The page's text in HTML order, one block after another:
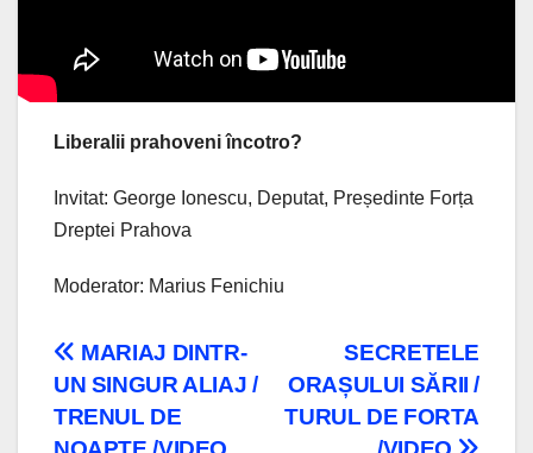
Liberalii prahoveni încotro?
Invitat: George Ionescu, Deputat, Președinte Forța
Dreptei Prahova
Moderator: Marius Fenichiu
Navigare
în
SECRETELE
ORAȘULUI SĂRII /
TURUL DE FORTA
MARIAJ DINTR-
UN SINGUR ALIAJ /
TRENUL DE